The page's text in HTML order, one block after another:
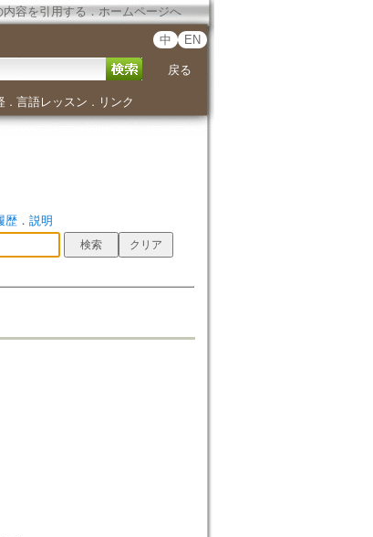
容を引用する ． ホームページへ
中 EN
戻る
． 言語レッスン ． リンク
歴． 説明